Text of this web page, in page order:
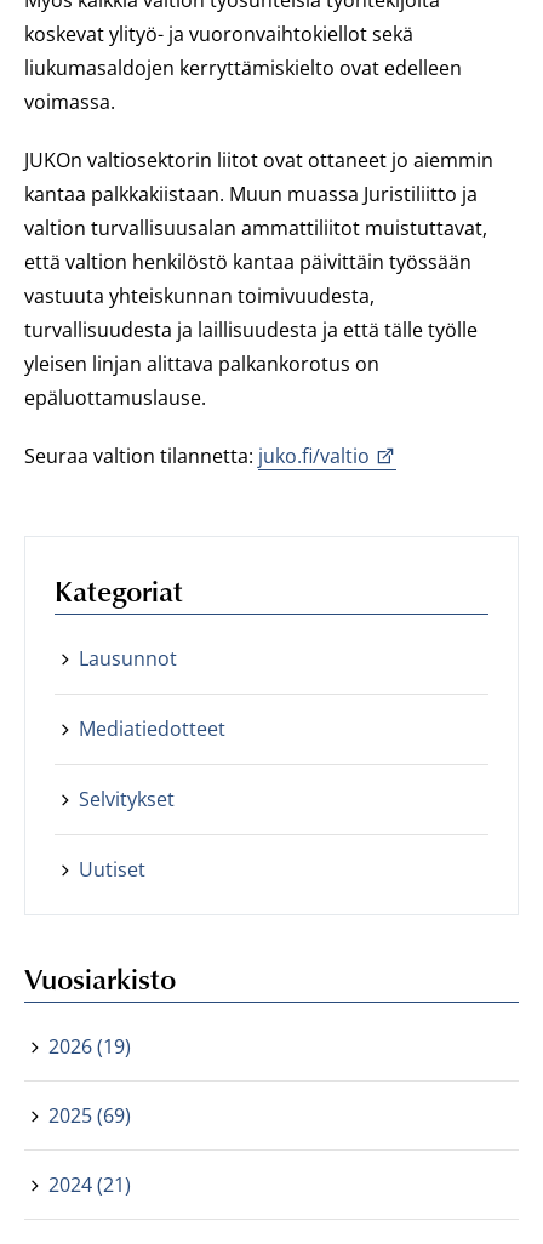
koskevat ylityö- ja vuoronvaihtokiellot sekä
liukumasaldojen kerryttämiskielto ovat edelleen
voimassa.
JUKOn valtiosektorin liitot ovat ottaneet jo aiemmin
kantaa palkkakiistaan. Muun muassa Juristiliitto ja
valtion turvallisuusalan ammattiliitot muistuttavat,
että valtion henkilöstö kantaa päivittäin työssään
vastuuta yhteiskunnan toimivuudesta,
turvallisuudesta ja laillisuudesta ja että tälle työlle
yleisen linjan alittava palkankorotus on
epäluottamuslause.
Seuraa valtion tilannetta: juko.fi/valtio
Kategoriat
Lausunnot
Mediatiedotteet
Selvitykset
Uutiset
Vuosiarkisto
2026 (19)
2025 (69)
2024 (21)